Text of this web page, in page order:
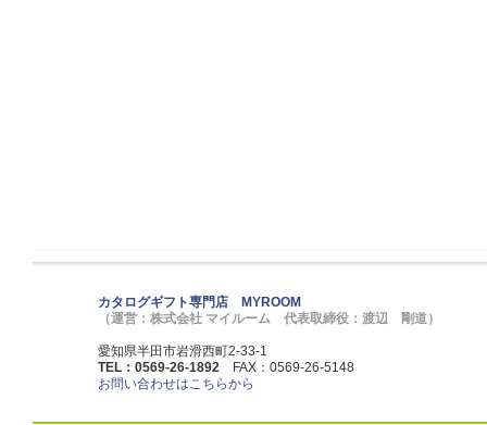
カタログギフト専門店 MYROOM
（運営：株式会社 マイルーム 代表取締役：渡辺 剛道）
愛知県半田市岩滑西町2-33-1
TEL：0569-26-1892 FAX：0569-26-5148
お問い合わせはこちらから